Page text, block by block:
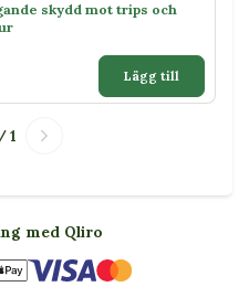
skydd mot trips och
Lägg till
1
med Qliro